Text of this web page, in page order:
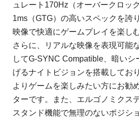
ュレート170Hz（オーバークロッ
1ms（GTG）の高いスペックを誇
映像で快適にゲームプレイを楽し
さらに、リアルな映像を表現可能
してG-SYNC Compatible、暗いシ
げるナイトビジョンを搭載してお
よりゲームを楽しみたい方にお勧
ターです。また、エルゴノミクス
スタンド機能で無理のないポジシ